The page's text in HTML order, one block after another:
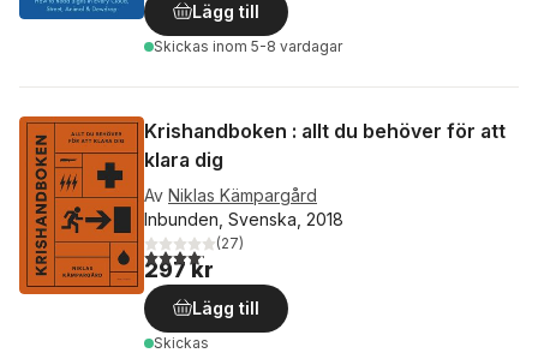
Lägg till
Skickas inom 5-8 vardagar
Krishandboken : allt du behöver för att
klara dig
Av Niklas Kämpargård
Inbunden, Svenska, 2018
4,2utav 5 stjärnor. Totalt antal röster:
(27)
297 kr
Lägg till
Skickas